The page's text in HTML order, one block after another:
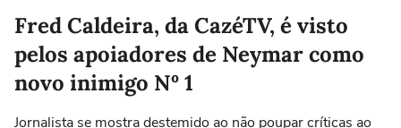
Fred Caldeira, da CazéTV, é visto
pelos apoiadores de Neymar como
novo inimigo Nº 1
Jornalista se mostra destemido ao não poupar críticas ao